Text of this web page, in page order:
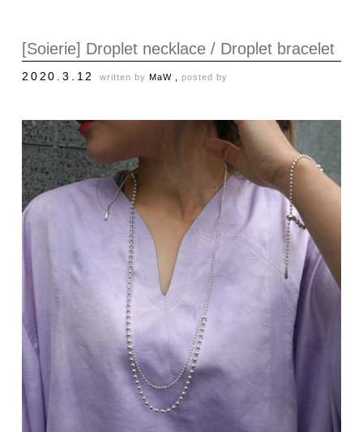
[Soierie] Droplet necklace / Droplet bracelet
2020.3.12 written by MaW , posted by